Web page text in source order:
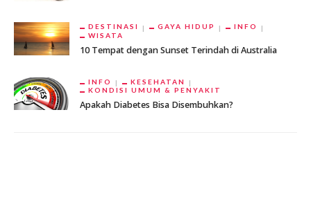
DESTINASI GAYA HIDUP
INFO
WISATA
10 Tempat dengan Sunset Terindah di Australia
INFO
KESEHATAN
KONDISI UMUM & PENYAKIT
Apakah Diabetes Bisa Disembuhkan?